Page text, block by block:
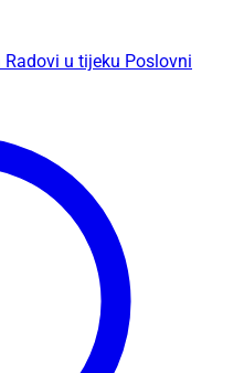
Radovi u tijeku Poslovni